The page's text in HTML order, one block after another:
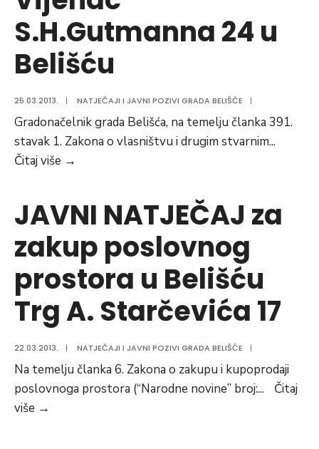
S.H.Gutmanna 24 u
Belišću
25.03.2013. | NATJEČAJI I JAVNI POZIVI GRADA BELIŠĆE |
Gradonačelnik grada Belišća, na temelju članka 391.
stavak 1. Zakona o vlasništvu i drugim stvarnim...
Čitaj više →
prodaju
nekretnine
u
vlasništvu
Belišća
adresi
Vijenac
S.H.Gutmanna
JAVNI NATJEČAJ za
zakup poslovnog
prostora u Belišću
Trg A. Starčevića 17
22.03.2013. | NATJEČAJI I JAVNI POZIVI GRADA BELIŠĆE |
Na temelju članka 6. Zakona o zakupu i kupoprodaji
poslovnoga prostora (“Narodne novine” broj:...
Čitaj
više →